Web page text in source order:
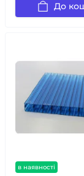
До
в наявності